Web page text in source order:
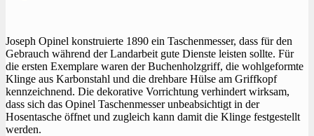
Joseph Opinel konstruierte 1890 ein Taschenmesser, dass für den
Gebrauch während der Landarbeit gute Dienste leisten sollte. Für
die ersten Exemplare waren der Buchenholzgriff, die wohlgeformte
Klinge aus Karbonstahl und die drehbare Hülse am Griffkopf
kennzeichnend. Die dekorative Vorrichtung verhindert wirksam,
dass sich das Opinel Taschenmesser unbeabsichtigt in der
Hosentasche öffnet und zugleich kann damit die Klinge festgestellt
werden.